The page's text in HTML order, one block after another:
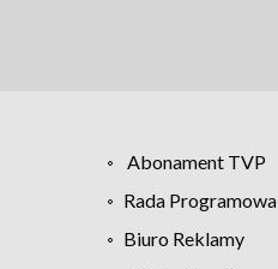
Abonament TVP
Rada Programowa
Biuro Reklamy